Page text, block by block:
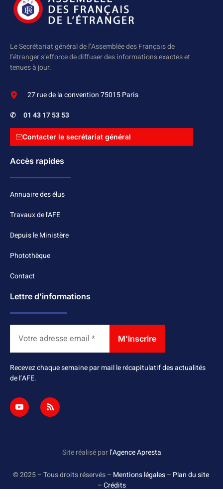
Le Secrétariat général de l’Assemblée des Français de
l’étranger s’efforce de diffuser des informations exactes et
tenues à jour.
27 rue de la convention 75015 Paris
✆ 01 43 17 53 53
Contacter le secrétariat général
Accès rapides
Annuaire des élus
Travaux de l'AFE
Depuis le Ministère
Photothèque
Contact
Lettre d'informations
Recevez chaque semaine par mail le récapitulatif des actualités
de l’AFE.
Site réalisé parl’Agence Apresta
© 2025 – Tous droits réservés – Mentions légales– Plan du site
–Crédits